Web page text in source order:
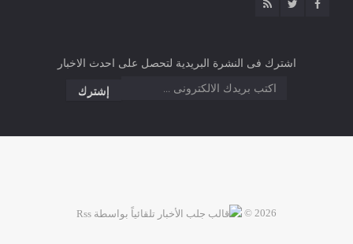
اشترك فى النشرة البريدية لتحصل على احدث الاخبار
2026 ©